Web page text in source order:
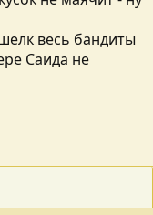
весь бандиты
Саида не